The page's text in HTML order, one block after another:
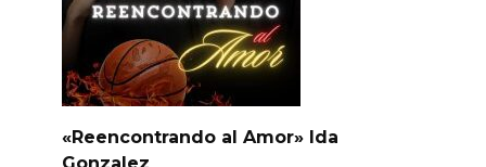
«Reencontrando al Amor» Ida
Gonzalez